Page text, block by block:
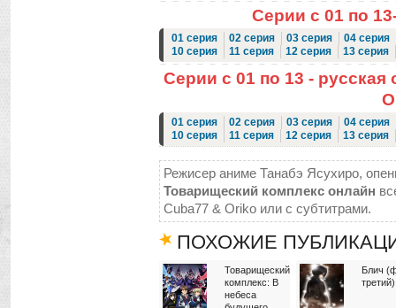
Серии с 01 по
01 серия 02 серия 03 серия
04 серия
10 серия
11 серия 12 серия 13 серия
Серии с 01 по 13 - русская
01 серия 02 серия 03 серия
04 серия
10 серия
11 серия 12 серия 13 серия
Режисер аниме Танабэ Ясухиро,
Товарищеский комплекс онлайн
Cuba77 & Oriko или с субтитрами.
ПОХОЖИЕ
Товарищеский
комплекс: В
небеса
Блич
третий)